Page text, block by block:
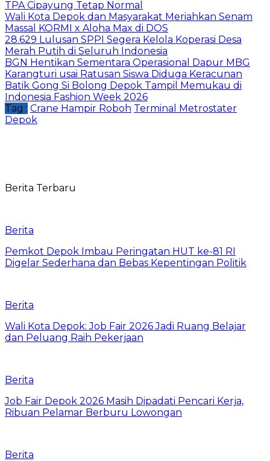
TPA Cipayung Tetap Normal
Wali Kota Depok dan Masyarakat Meriahkan Senam
Massal KORMI x Aloha Max di DOS
28.629 Lulusan SPPI Segera Kelola Koperasi Desa
Merah Putih di Seluruh Indonesia
BGN Hentikan Sementara Operasional Dapur MBG
Karangturi usai Ratusan Siswa Diduga Keracunan
Batik Gong Si Bolong Depok Tampil Memukau di
Indonesia Fashion Week 2026
Tag : Crane Hampir Roboh Terminal Metrostater
Depok
Berita Terbaru
Berita
Pemkot Depok Imbau Peringatan HUT ke-81 RI
Digelar Sederhana dan Bebas Kepentingan Politik
Berita
Wali Kota Depok: Job Fair 2026 Jadi Ruang Belajar
dan Peluang Raih Pekerjaan
Berita
Job Fair Depok 2026 Masih Dipadati Pencari Kerja,
Ribuan Pelamar Berburu Lowongan
Berita